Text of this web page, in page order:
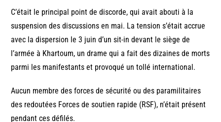
C’était le principal point de discorde, qui avait abouti à la
suspension des discussions en mai. La tension s’était accrue
avec la dispersion le 3 juin d’un sit-in devant le siège de
l’armée à Khartoum, un drame qui a fait des dizaines de morts
parmi les manifestants et provoqué un tollé international.
Aucun membre des forces de sécurité ou des paramilitaires
des redoutées Forces de soutien rapide (RSF), n’était présent
pendant ces défilés.